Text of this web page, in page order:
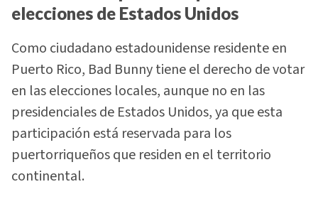
elecciones de Estados Unidos
Como ciudadano estadounidense residente en
Puerto Rico, Bad Bunny tiene el derecho de votar
en las elecciones locales, aunque no en las
presidenciales de Estados Unidos, ya que esta
participación está reservada para los
puertorriqueños que residen en el territorio
continental.